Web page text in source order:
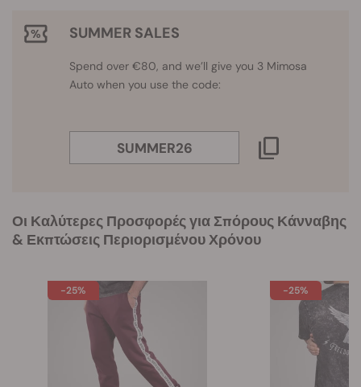
SUMMER SALES
Spend over €80, and we’ll give you 3 Mimosa
Auto when you use the code:
SUMMER26
Οι Καλύτερες Προσφορές για Σπόρους Κάνναβης
& Εκπτώσεις Περιορισμένου Χρόνου
-25% -25%